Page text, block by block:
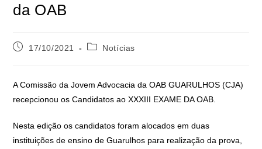
da OAB
17/10/2021 Notícias
A Comissão da Jovem Advocacia da OAB GUARULHOS (CJA)
recepcionou os Candidatos ao XXXIII EXAME DA OAB.
Nesta edição os candidatos foram alocados em duas
instituições de ensino de Guarulhos para realização da prova,